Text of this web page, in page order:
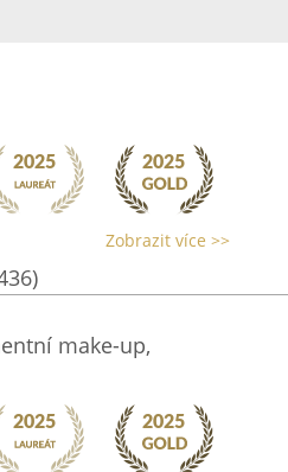
Zobrazit více >>
make-up,